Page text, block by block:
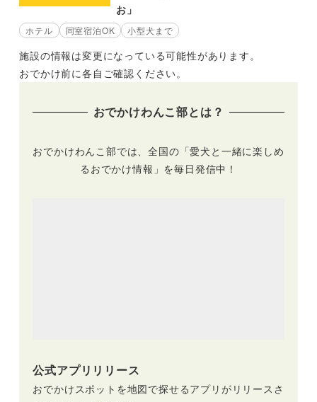
お」
ホテル 同室宿泊OK 小型犬まで
施設の情報は変更になっている可能性があります。
おでかけ前に各自ご確認ください。
おでかけわんこ部とは？
おでかけわんこ部では、全国の「愛犬と一緒に楽しめ
るおでかけ情報」を毎日発信中！
公式アプリリリース
おでかけスポットを地図で探せるアプリがリリースさ